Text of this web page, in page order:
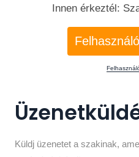
Konnektorok beszerelése,
Villanykapcsolók
Lakáselosztók
Hibakeresés
Készülékbekötés, pl.:
Innen érkeztél:
Küldj üzenetet a szakinak,